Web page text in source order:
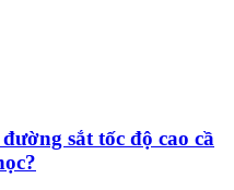
sắt tốc độ cao cầ